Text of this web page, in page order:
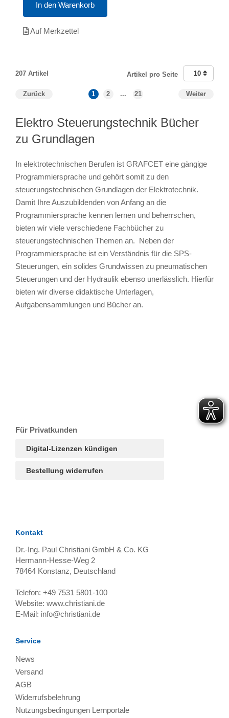
Für Privatkunden
Digital-Lizenzen kündigen
Bestellung widerrufen
In den Warenkorb
Auf Merkzettel
207 Artikel
Zurück 1 2 ... 21 Weiter
Artikel pro Seite 10
Elektro Steuerungstechnik Bücher
zu Grundlagen
In elektrotechnischen Berufen ist GRAFCET eine gängige
Programmiersprache und gehört somit zu den
steuerungstechnischen Grundlagen der Elektrotechnik.
Damit Ihre Auszubildenden von Anfang an die
Programmiersprache kennen lernen und beherrschen,
bieten wir viele verschiedene Fachbücher zu
steuerungstechnischen Themen an. Neben der
Programmiersprache ist ein Verständnis für die SPS-
Steuerungen, ein solides Grundwissen zu pneumatischen
Steuerungen und der Hydraulik ebenso unerlässlich. Hierfür
bieten wir diverse didaktische Unterlagen,
Aufgabensammlungen und Bücher an.
Kontakt
Dr.-Ing. Paul Christiani GmbH & Co. KG
Hermann-Hesse-Weg 2
78464 Konstanz, Deutschland
Telefon: +49 7531 5801-100
Website: www.christiani.de
E-Mail: info@christiani.de
Service
News
Versand
AGB
Widerrufsbelehrung
Nutzungsbedingungen Lernportale